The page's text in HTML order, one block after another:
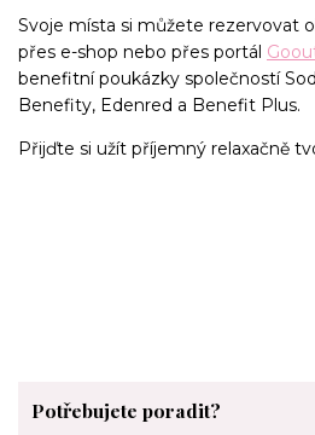
Svoje místa si můžete rezervovat
přes e-shop nebo přes portál
benefitní poukázky společností
Benefity, Edenred a Benefit Plus.
Přijďte si užít příjemný relaxačně
Potřebujete poradit?